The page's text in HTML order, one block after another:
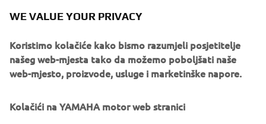
ŠTO SLJEDEĆE PROČITATI
WE VALUE YOUR PRIVACY
Koristimo kolačiće kako bismo razumjeli posjetitelje
našeg web-mjesta tako da možemo poboljšati naše
web-mjesto, proizvode, usluge i marketinške napore.
Kolačići na YAMAHA motor web stranici